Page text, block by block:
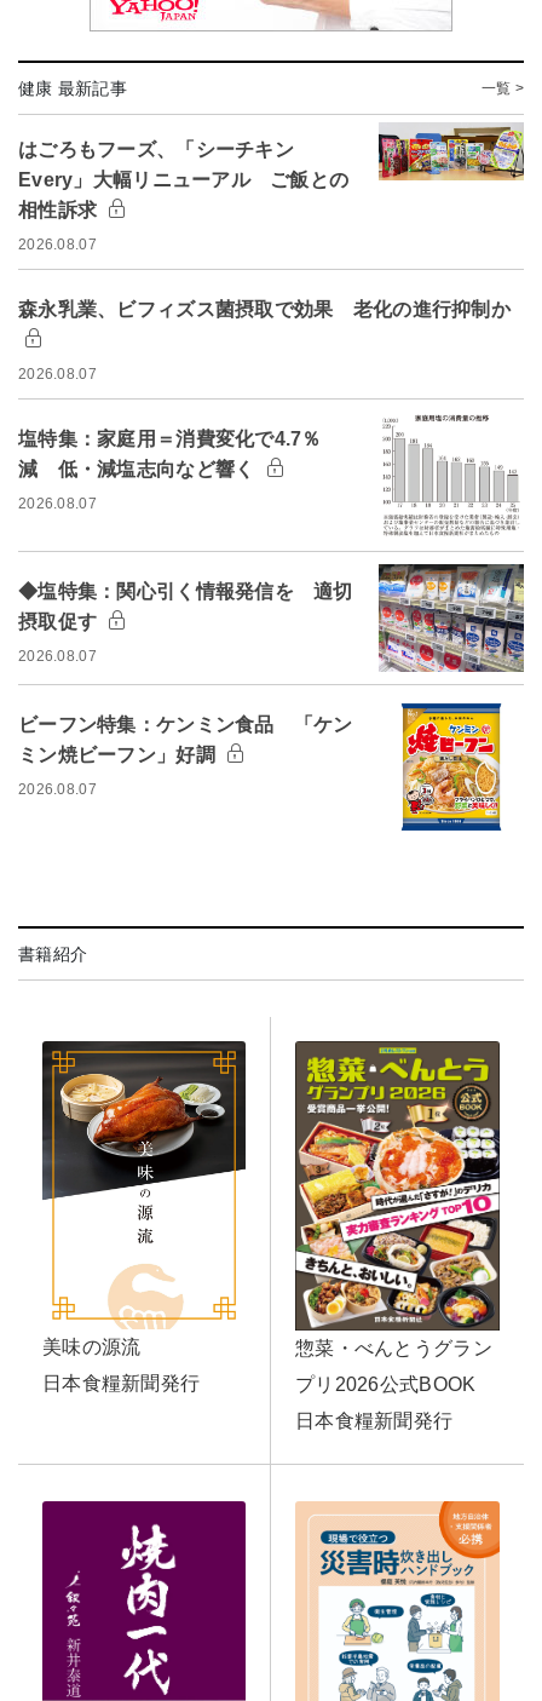
健康 最新記事 一覧 >
はごろもフーズ、「シーチキン
Every」大幅リニューアル ご飯との
相性訴求
2026.08.07
森永乳業、ビフィズス菌摂取で効果 老化の進行抑制か
2026.08.07
塩特集：家庭用＝消費変化で4.7％
減 低・減塩志向など響く
2026.08.07
◆塩特集：関心引く情報発信を 適切
摂取促す
2026.08.07
ビーフン特集：ケンミン食品 「ケン
ミン焼ビーフン」好調
2026.08.07
書籍紹介
美味の源流
日本食糧新聞発行
惣菜・べんとうグラン
プリ2026公式BOOK
日本食糧新聞発行